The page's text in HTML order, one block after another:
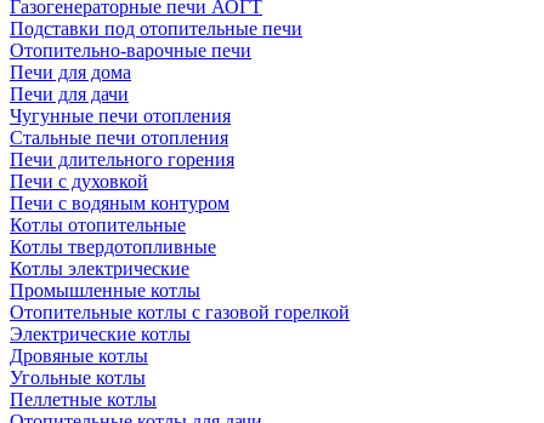
Газогенераторные печи АОГТ
Подставки под отопительные печи
Отопительно-варочные печи
Печи для дома
Печи для дачи
Чугунные печи отопления
Стальные печи отопления
Печи длительного горения
Печи с духовкой
Печи с водяным контуром
Котлы отопительные
Котлы твердотопливные
Котлы электрические
Промышленные котлы
Отопительные котлы с газовой горелкой
Электрические котлы
Дровяные котлы
Угольные котлы
Пеллетные котлы